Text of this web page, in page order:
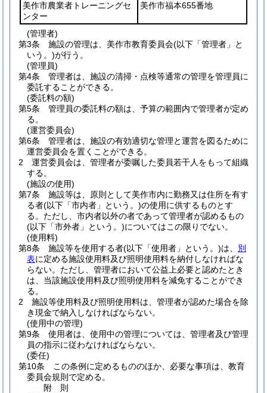
美作市農業者トレーニングセ
ンター
美作市福本655番地
(管理者)
第3条
施設の管理は、美作市教育委員会(以下「管理者」と
いう。)が行う。
(管理員)
第4条
管理者は、施設の清掃・点検等通常の管理を管理員に
委託することができる。
(委託料の額)
第5条
管理員の委託料の額は、予算の範囲内で管理者が定め
る。
(運営委員会)
第6条
管理者は、施設の有効適切な管理と運営を図るために
運営委員会を置くことができる。
2
運営委員会は、管理者が委嘱した委員若干人をもって組織
する。
(施設の使用)
第7条
施設等は、原則として美作市内に勤務又は住所を有す
る者(以下「市内者」という。)の使用に供するものとす
る。 ただし、市内者以外の者であって管理者が認めるもの
(以下「市外者」という。)についてはこの限りでない。
(使用料)
第8条
施設等を使用する者(以下「使用者」という。)は、 別
表に定める施設使用料及び照明使用料を納付しなければな
らない。 ただし、管理者において公益上必要と認めたとき
は、当該施設使用料及び照明使用料を減免することができ
る。
2
施設等使用料及び照明使用料は、管理者が認めた場合を除
き現金で納入しなければならない。
(使用中の管理)
第9条
使用者は、使用中の管理については、管理者及び管理
員の指示に従わなければならない。
(委任)
第10条
この条例に定めるもののほか、必要な事項は、教育
委員会規則で定める。
附 則